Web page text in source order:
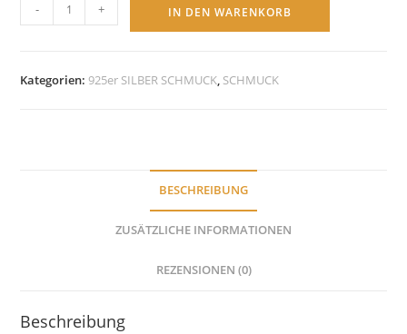
Nofretete
Anhänger
- + IN DEN WARENKORB
Kategorien: 925er SILBER SCHMUCK, SCHMUCK
BESCHREIBUNG
ZUSÄTZLICHE INFORMATIONEN
REZENSIONEN (0)
Beschreibung